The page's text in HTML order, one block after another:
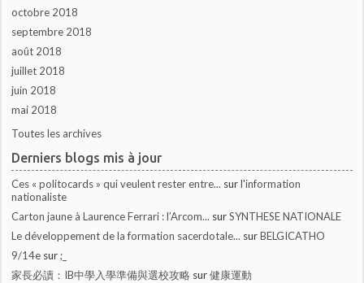
octobre 2018
septembre 2018
août 2018
juillet 2018
juin 2018
mai 2018
Toutes les archives
Derniers blogs mis à jour
Ces « politocards » qui veulent rester entre... surl'information
nationaliste
Carton jaune à Laurence Ferrari : l’Arcom... surSYNTHESE NATIONALE
Le développement de la formation sacerdotale... surBELGICATHO
9/14e sur;_
家長必讀：IB中學入學準備與選校攻略 sur健康運動